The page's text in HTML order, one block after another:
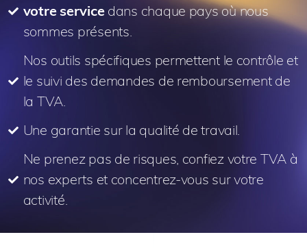
votre servicedans chaque pays où nous
sommes présents.
Nos outils spécifiques permettent le contrôle et
le suivi des demandes de remboursement de
la TVA.
Une garantie sur la qualité de travail.
Ne prenez pas de risques, confiez votre TVA à
nos experts et concentrez-vous sur votre
activité.